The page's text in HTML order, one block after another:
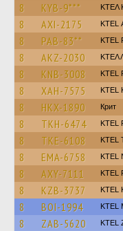
8 KYB-9*** ΚΤΕΛ
8 AXI-2175 KΤΕL
8 PAB-83** KTEL
8 AKZ-2030 ΚΤΕΛ
8 KNB-3008 KTEL
8 XAH-7575 KTEL
8 HKX-1890 Крит
8 TKH-6474 ΚΤΕL
8 TKE-6108 ΚΤΕL
8 EMA-6758 KTEL
8 AXY-7111 ΚΤΕL
8 KZB-3737 ΚΤΕL
8 BOI-1994 ΚΤΕL
8 ZAB-5620 KTEL